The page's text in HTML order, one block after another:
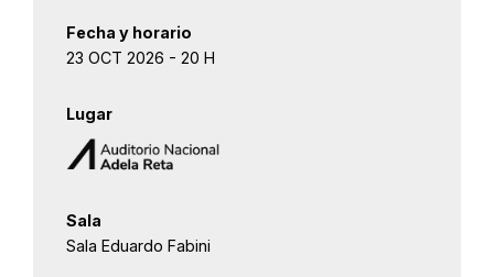
Fecha y horario
23 OCT 2026 - 20 H
Lugar
Sala
Sala Eduardo Fabini